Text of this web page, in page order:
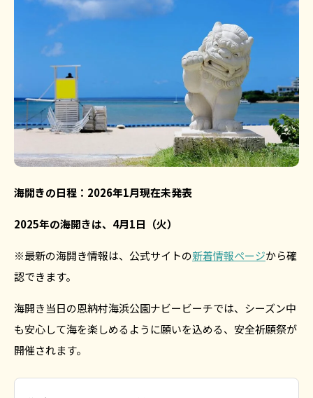
海開きの日程：2026年1月現在未発表
2025年の海開きは、4月1日（火）
※最新の海開き情報は、公式サイトの新着情報ページから確
認できます。
海開き当日の恩納村海浜公園ナビービーチでは、シーズン中
も安心して海を楽しめるように願いを込める、安全祈願祭が
開催されます。